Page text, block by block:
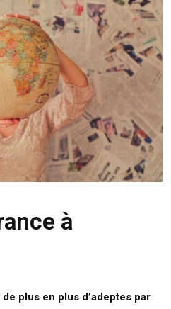
à
plus en plus d’adeptes par